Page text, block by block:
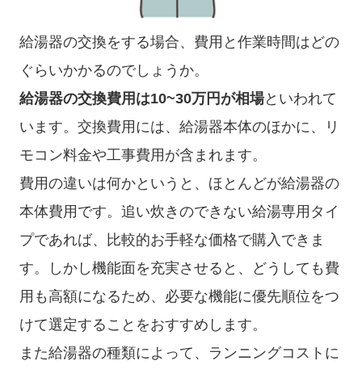
給湯器の交換をする場合、費用と作業時間はどの
ぐらいかかるのでしょうか。
給湯器の交換費用は10~30万円が相場といわれて
います。交換費用には、給湯器本体のほかに、リ
モコン料金や工事費用が含まれます。
費用の違いは何かというと、ほとんどが給湯器の
本体費用です。追い炊きのできない給湯専用タイ
プであれば、比較的お手軽な価格で購入できま
す。しかし機能面を充実させると、どうしても費
用も高額になるため、必要な機能に優先順位をつ
けて選定することをおすすめします。
また給湯器の種類によって、ランニングコストに